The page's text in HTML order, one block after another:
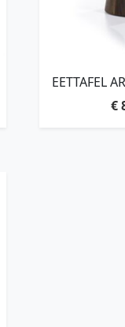
EETTAFEL
€